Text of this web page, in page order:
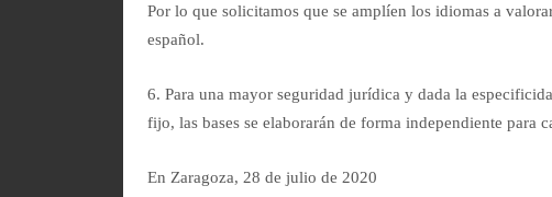
Por lo que solicitamos que se amplíen los idiomas a
español.
6. Para una mayor seguridad jurídica y dada la
fijo, las bases se elaborarán de forma independiente para
En Zaragoza, 28 de julio de 2020